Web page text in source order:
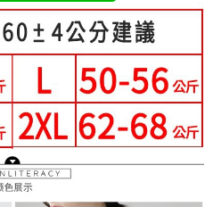
你分期」於每月結算日後寄送繳費提
超商條碼／台灣大直營門市／銀行轉
通路繳費。
司」（以下簡稱本公司）所提供，讓
或服務，並由商店將買賣／分期付款
本公司帳單繳交帳款。
之契約關係目的，商店將以您的個人
予台灣大哥大進項蒐集、處理及利用，
資料之確認、核對及更正。
結：https://oppay.tw/userRule
付」後，將跳轉至「AFTEE先享後付」
後，即可完成結帳。
擊此簡訊中的連結，可透過四大超商／
款，方視為交易完成。
繳費，但若您需要取消訂單，請聯絡
之訂單仍視為有效，需透過AFTEE先享
付 」之結帳頁面顯示為準，若有關於
等相關疑問，請聯繫「AFTEE先享後付
support/home
免運費
)免運費
)免運費